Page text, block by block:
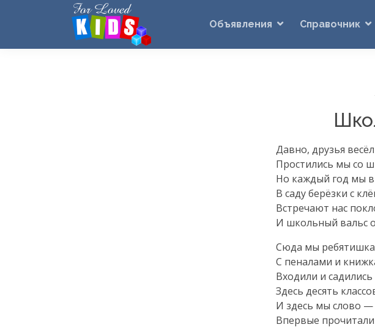
Объявления Справочник
Давно, друзья
Простились мы со
Но каждый год мы в
В саду берёзки с
Встречают нас
И школьный вальс
Сюда мы
С пеналами и
Входили и
Здесь десять
И здесь мы слово
Впервые